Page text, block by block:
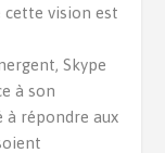
cette vision est
Skype
à son
à répondre aux